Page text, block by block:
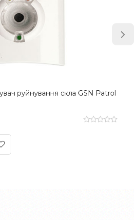
руйнування скла GSN Patrol